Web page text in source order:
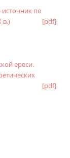
по
в.)
[pdf]
ереси.
[pdf]